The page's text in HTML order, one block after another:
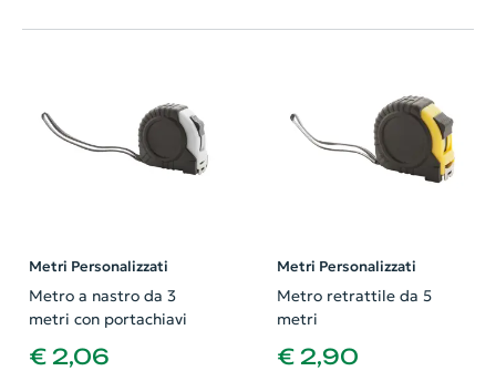
Metri Personalizzati
Metro a nastro da 3
metri con portachiavi
€ 2,06
Metri Personalizzati
Metro retrattile da 5
metri
€ 2,90